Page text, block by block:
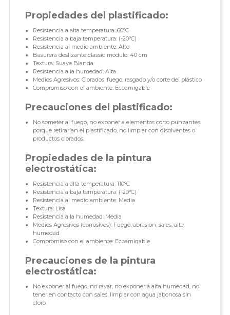
Propiedades del plastificado:
Resistencia a alta temperatura: 60°C
Resistencia a baja temperatura: (-20°C)
Resistencia al medio ambiente: Alto
Basurera deslizante classic módulo: 40 cm
Textura: Suave Blanda
Resistencia a la humedad: Alta
Medios Agresivos: Clorados, fuego, rasgado y/o corte del plástico
Compromiso con el ambiente: Ecoamigable
Precauciones del plastificado:
No someter al fuego, no exponer a elementos corto punzantes
porque retirarían el plastificado, no limpiar con disolventes o
productos clorados.
Propiedades de la pintura
electrostática:
Resistencia a alta temperatura: 110°C
Resistencia a baja temperatura: (-20°C)
Resistencia al medio ambiente: Media
Textura: Lisa
Resistencia a la humedad: Media
Medios Agresivos (corrosivos): Fuego, abrasión, sales, alta
humedad
Compromiso con el ambiente: Ecoamigable
Precauciones de la pintura
electrostática:
No exponer al fuego, no rayar, no exponer a alta humedad, no
tener en contacto con sales, limpiar con agua jabonosa sin
cloro.